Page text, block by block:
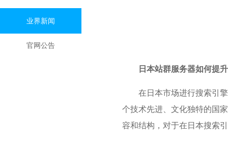
业界新闻
官网公告
日本站群服务器如何提
在日本市场进行搜索引
个技术先进、文化独特的国
容和结构，对于在日本搜索